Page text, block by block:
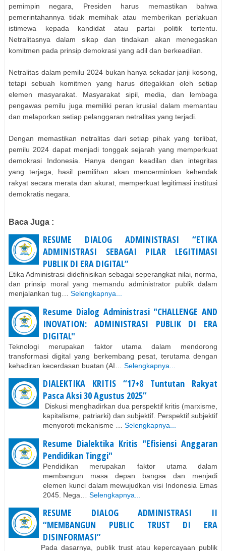
pemimpin negara, Presiden harus memastikan bahwa
pemerintahannya tidak memihak atau memberikan perlakuan
istimewa kepada kandidat atau partai politik tertentu.
Netralitasnya dalam sikap dan tindakan akan menegaskan
komitmen pada prinsip demokrasi yang adil dan berkeadilan.
Netralitas dalam pemilu 2024 bukan hanya sekadar janji kosong,
tetapi sebuah komitmen yang harus ditegakkan oleh setiap
elemen masyarakat. Masyarakat sipil, media, dan lembaga
pengawas pemilu juga memiliki peran krusial dalam memantau
dan melaporkan setiap pelanggaran netralitas yang terjadi.
Dengan memastikan netralitas dari setiap pihak yang terlibat,
pemilu 2024 dapat menjadi tonggak sejarah yang memperkuat
demokrasi Indonesia. Hanya dengan keadilan dan integritas
yang terjaga, hasil pemilihan akan mencerminkan kehendak
rakyat secara merata dan akurat, memperkuat legitimasi institusi
demokratis negara.
Baca Juga :
RESUME DIALOG ADMINISTRASI “ETIKA
ADMINISTRASI SEBAGAI PILAR LEGITIMASI
PUBLIK DI ERA DIGITAL“
Etika Administrasi didefinisikan sebagai seperangkat nilai, norma,
dan prinsip moral yang memandu administrator publik dalam
menjalankan tug… Selengkapnya...
Resume Dialog Administrasi "CHALLENGE AND
INOVATION: ADMINISTRASI PUBLIK DI ERA
DIGITAL"
Teknologi merupakan faktor utama dalam mendorong
transformasi digital yang berkembang pesat, terutama dengan
kehadiran kecerdasan buatan (AI…
Selengkapnya...
DIALEKTIKA KRITIS “17+8 Tuntutan Rakyat
Pasca Aksi 30 Agustus 2025”
Diskusi menghadirkan dua perspektif kritis (marxisme,
kapitalisme, patriarki) dan subjektif. Perspektif subjektif
menyoroti mekanisme … Selengkapnya...
Resume Dialektika Kritis "Efisiensi Anggaran
Pendidikan Tinggi"
Pendidikan merupakan faktor utama dalam
membangun masa depan bangsa dan menjadi
elemen kunci dalam mewujudkan visi Indonesia Emas
2045. Nega…
Selengkapnya...
RESUME DIALOG ADMINISTRASI II
“MEMBANGUN PUBLIC TRUST DI ERA
DISINFORMASI”
Pada dasarnya, publik trust atau kepercayaan publik